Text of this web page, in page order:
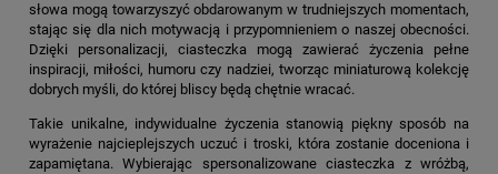
słowa mogą towarzyszyć obdarowanym w trudniejszych momentach,
stając się dla nich motywacją i przypomnieniem o naszej obecności.
Dzięki personalizacji, ciasteczka mogą zawierać życzenia pełne
inspiracji, miłości, humoru czy nadziei, tworząc miniaturową kolekcję
dobrych myśli, do której bliscy będą chętnie wracać.
Takie unikalne, indywidualne życzenia stanowią piękny sposób na
wyrażenie najcieplejszych uczuć i troski, która zostanie doceniona i
zapamiętana. Wybierając spersonalizowane ciasteczka z wróżbą,